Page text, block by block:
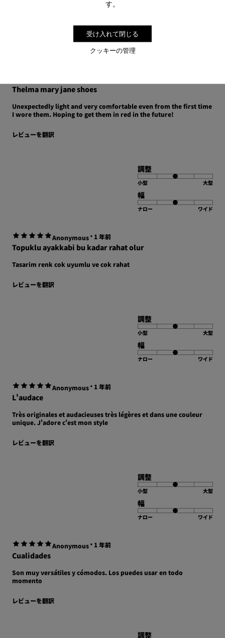
す。
クッキーの管理
受け入れて閉じる
小型
幅
Thelma mary jane shoes
Unexpectedly light and very comfortable even from the first time
I wore them. Hoping to get them in red in the future!
レビューを翻訳
調整
小型 大型
幅
ナロー ワイド
Anonymous· 1 年前
Topuklu ayakkabi bu kadar rahat olur
Tasarim renk cok uyumlu ve cok rahat
レビューを翻訳
調整
小型 大型
幅
ナロー ワイド
Anonymous· 1 年前
L'audace
Très originales et audacieuses très légères et dans une couleur
unique. J'adore c'est mon style
レビューを翻訳
調整
小型 大型
幅
ナロー ワイド
Anonymous· 1 年前
Cualidades
Son muy versátiles y cómodos. Los puedes usar en todo
momento
レビューを翻訳
調整